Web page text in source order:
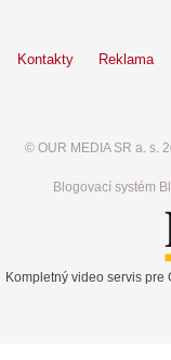
Kontakty Reklama
© OUR MEDIA SR a. s.
Blogovací systém
Kompletný video servis pre